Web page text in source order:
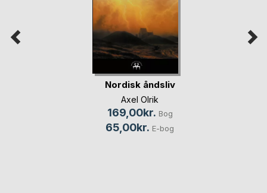
Nordisk åndsliv
Axel Olrik
169,00kr. Bog
65,00kr. E-bog